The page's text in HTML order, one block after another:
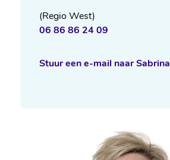
(Regio West)
06 86 86 24 09
Stuur een e-mail naar Sabrina